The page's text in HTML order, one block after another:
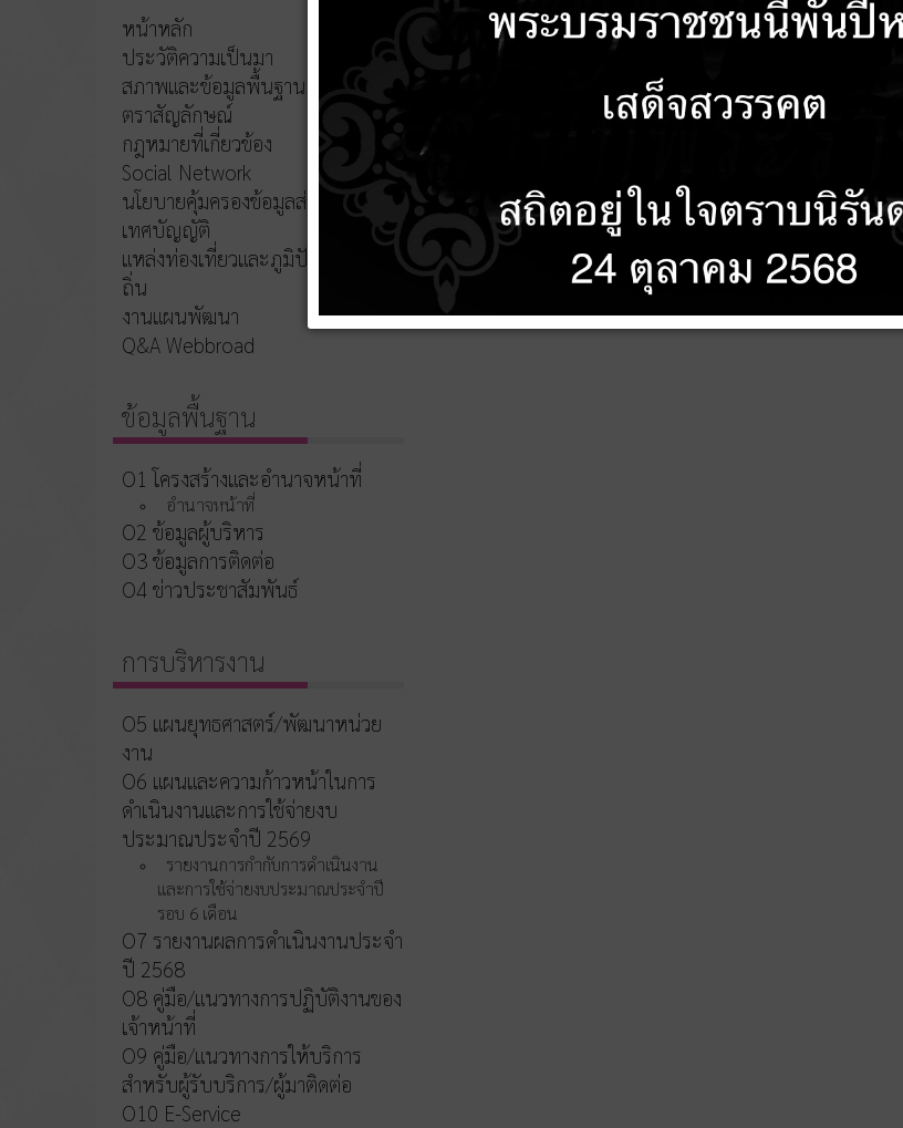
แสดงแผนปฏิบัติการป้องกันการทุจริต ประจำปี พ.ศ. 2569 (รอบ 6 เดือน)
แผนปฏิบัติการป้องกันการทุจริต (พ.ศ. 2566 - 2570)
แผนปฏิบัติการป้องกันการทุจริต ประจำปี พ.ศ. 2567 จากระบบ E-PlanNacc
แผนปฏิบัติการป้องกันการทุจริต ประจำปี พ.ศ. 2561-2565
แนวทางการปฏิบัติการจัดการเรื่องร้องเรียนการทุจริต และประพฤติมิชอบ
หน้าหลัก
ประวัติความเป็นมา
สภาพและข้อมูลพื้นฐาน
ตราสัญลักษณ์
กฎหมายที่เกี่ยวข้อง
Social Network
นโยบายคุ้มครองข้อมูลส่วนบุคคล
เทศบัญญัติ
แหล่งท่องเที่ยวและภูมิปัญญาท้อง
ถิ่น
งานแผนพัฒนา
Q&A Webbroad
ข้อมูลพื้นฐาน
O1 โครงสร้างและอำนาจหน้าที่
อำนาจหน้าที่
O2 ข้อมูลผู้บริหาร
O3 ข้อมูลการติดต่อ
O4 ข่าวประชาสัมพันธ์
การบริหารงาน
O5 แผนยุทธศาสตร์/พัฒนาหน่วย
งาน
O6 แผนและความก้าวหน้าในการ
ดำเนินงานและการใช้จ่ายงบ
ประมาณประจำปี 2569
รายงานการกำกับการดำเนินงาน
และการใช้จ่ายงบประมาณประจำปี
รอบ 6 เดือน
O7 รายงานผลการดำเนินงานประจำ
ปี 2568
O8 คู่มือ/แนวทางการปฏิบัติงานของ
เจ้าหน้าที่
O9 คู่มือ/แนวทางการให้บริการ
สำหรับผู้รับบริการ/ผู้มาติดต่อ
O10 E-Service